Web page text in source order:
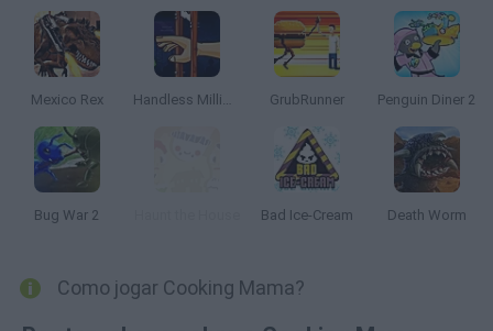
Mexico Rex Handless Millionaire GrubRunner Penguin Diner 2
Bug War 2 Bad Ice-Cream Death Worm
Como jogar Cooking Mama?